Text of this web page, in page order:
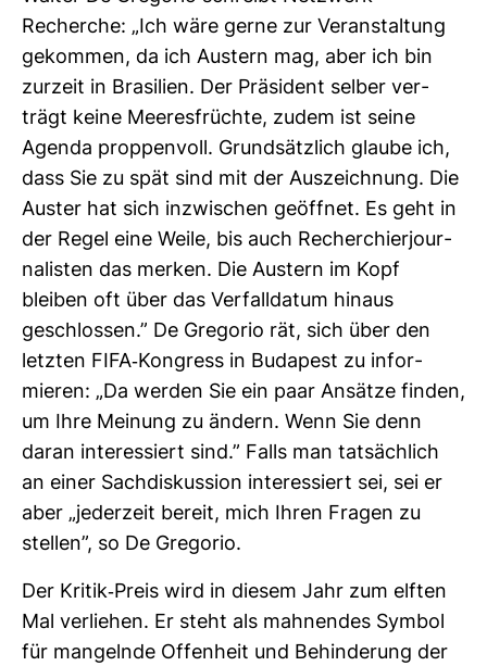
Recherche: „Ich wäre gerne zur Ver­an­stal­tung
gekommen, da ich Aus­tern mag, aber ich bin
zur­zeit in Bra­si­lien. Der Prä­si­dent selber ver­
trägt keine Mee­res­früchte, zudem ist seine
Agenda prop­pen­voll. Grund­sätz­lich glaube ich,
dass Sie zu spät sind mit der Aus­zeich­nung. Die
Auster hat sich inzwi­schen geöffnet. Es geht in
der Regel eine Weile, bis auch Recher­chier­jour­
na­listen das merken. Die Aus­tern im Kopf
bleiben oft über das Ver­fall­datum hinaus
geschlossen.” De Gre­gorio rät, sich über den
letzten FIFA-​Kon­gress in Buda­pest zu infor­
mieren: „Da werden Sie ein paar Ansätze finden,
um Ihre Mei­nung zu ändern. Wenn Sie denn
daran inter­es­siert sind.” Falls man tat­säch­lich
an einer Sach­dis­kus­sion inter­es­siert sei, sei er
aber „jeder­zeit bereit, mich Ihren Fragen zu
stellen”, so De Gre­gorio.
Der Kritik-​Preis wird in diesem Jahr zum elften
Mal ver­liehen. Er steht als mah­nendes Symbol
für man­gelnde Offen­heit und Behin­de­rung der